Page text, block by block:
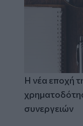
Η νέα εποχή
συνεργειών